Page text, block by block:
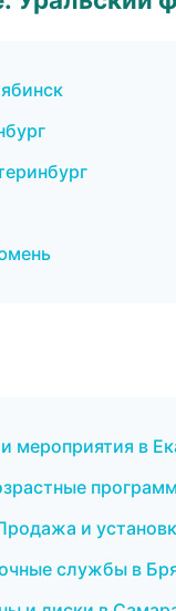
в
и
службы в